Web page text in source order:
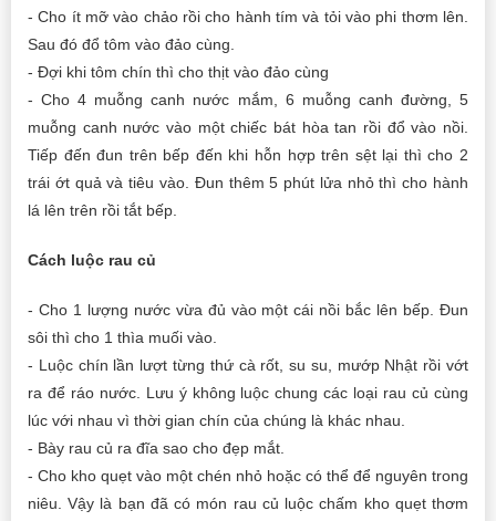
- Cho ít mỡ vào chảo rồi cho hành tím và tỏi vào phi thơm lên.
Sau đó đổ tôm vào đảo cùng.
- Đợi khi tôm chín thì cho thịt vào đảo cùng
- Cho 4 muỗng canh nước mắm, 6 muỗng canh đường, 5
muỗng canh nước vào một chiếc bát hòa tan rồi đổ vào nồi.
Tiếp đến đun trên bếp đến khi hỗn hợp trên sệt lại thì cho 2
trái ớt quả và tiêu vào. Đun thêm 5 phút lửa nhỏ thì cho hành
lá lên trên rồi tắt bếp.
Cách luộc rau củ
- Cho 1 lượng nước vừa đủ vào một cái nồi bắc lên bếp. Đun
sôi thì cho 1 thìa muối vào.
- Luộc chín lần lượt từng thứ cà rốt, su su, mướp Nhật rồi vớt
ra để ráo nước. Lưu ý không luộc chung các loại rau củ cùng
lúc với nhau vì thời gian chín của chúng là khác nhau.
- Bày rau củ ra đĩa sao cho đẹp mắt.
- Cho kho quẹt vào một chén nhỏ hoặc có thể để nguyên trong
niêu. Vậy là bạn đã có món rau củ luộc chấm kho quẹt thơm